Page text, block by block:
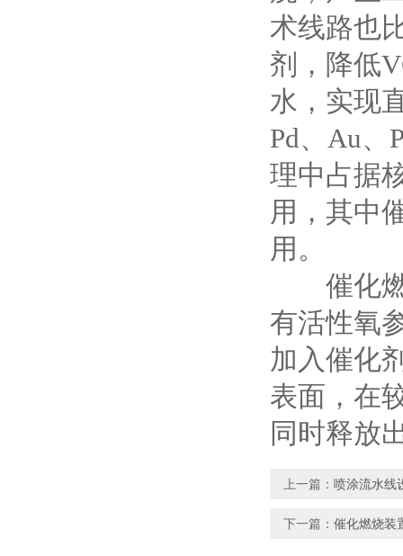
术线路也
剂，降低
水，实现
Pd、Au、
理中占据
用，其中
用。
催化燃
有活性氧
加入催化
表面，在
同时释放
上一篇： 喷涂流水线
下一篇： 催化燃烧装